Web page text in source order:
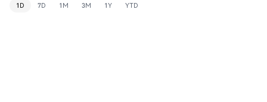
1D 7D 1M 3M 1Y YTD